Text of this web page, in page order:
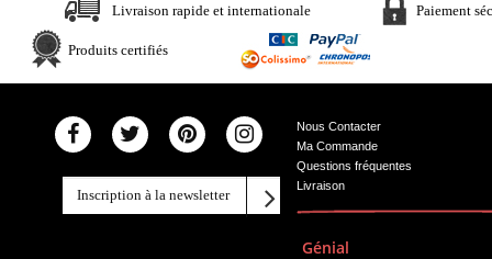
Livraison rapide et internationale Paiement
Produits certifiés
Nous Contacter
Ma Commande
Questions fréquentes
Livraison
Génial